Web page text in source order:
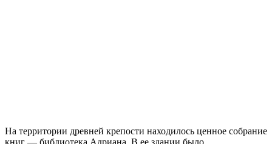
На территории древней крепости находилось ценное собрание
книг — библиотека Адриана. В ее здании было